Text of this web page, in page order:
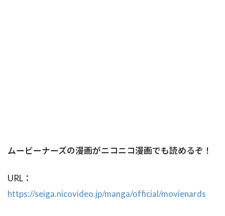
ムービーナーズの漫画がニコニコ漫画でも読めるぞ！
URL：
https://seiga.nicovideo.jp/manga/official/movienards